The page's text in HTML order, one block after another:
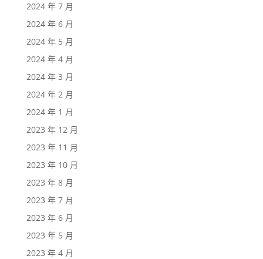
2024 年 7 月
2024 年 6 月
2024 年 5 月
2024 年 4 月
2024 年 3 月
2024 年 2 月
2024 年 1 月
2023 年 12 月
2023 年 11 月
2023 年 10 月
2023 年 8 月
2023 年 7 月
2023 年 6 月
2023 年 5 月
2023 年 4 月